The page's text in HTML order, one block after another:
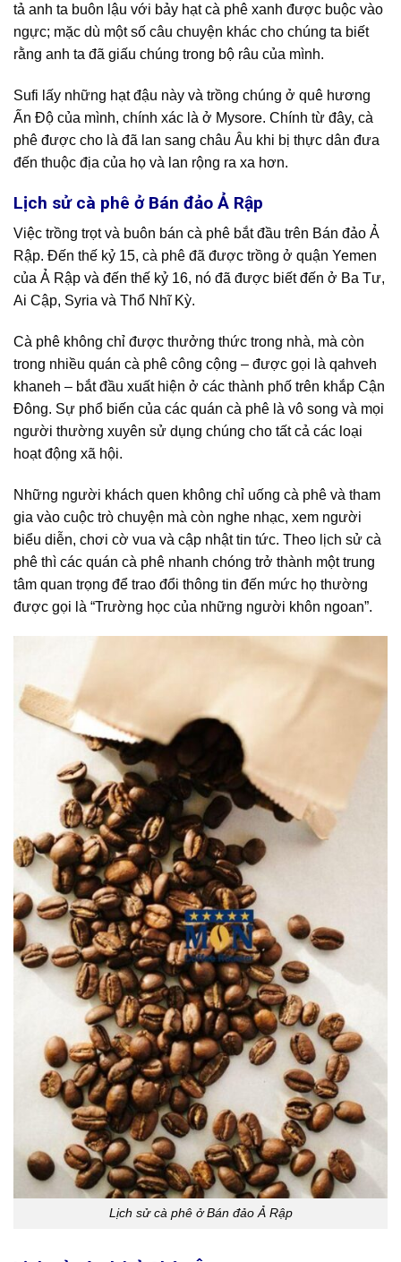
tả anh ta buôn lậu với bảy hạt cà phê xanh được buộc vào
ngực; mặc dù một số câu chuyện khác cho chúng ta biết
rằng anh ta đã giấu chúng trong bộ râu của mình.
Sufi lấy những hạt đậu này và trồng chúng ở quê hương
Ấn Độ của mình, chính xác là ở Mysore. Chính từ đây, cà
phê được cho là đã lan sang châu Âu khi bị thực dân đưa
đến thuộc địa của họ và lan rộng ra xa hơn.
Lịch sử cà phê ở Bán đảo Ả Rập
Việc trồng trọt và buôn bán cà phê bắt đầu trên Bán đảo Ả
Rập. Đến thế kỷ 15, cà phê đã được trồng ở quận Yemen
của Ả Rập và đến thế kỷ 16, nó đã được biết đến ở Ba Tư,
Ai Cập, Syria và Thổ Nhĩ Kỳ.
Cà phê không chỉ được thưởng thức trong nhà, mà còn
trong nhiều quán cà phê công cộng – được gọi là qahveh
khaneh – bắt đầu xuất hiện ở các thành phố trên khắp Cận
Đông. Sự phổ biến của các quán cà phê là vô song và mọi
người thường xuyên sử dụng chúng cho tất cả các loại
hoạt động xã hội.
Những người khách quen không chỉ uống cà phê và tham
gia vào cuộc trò chuyện mà còn nghe nhạc, xem người
biểu diễn, chơi cờ vua và cập nhật tin tức. Theo lịch sử cà
phê thì các quán cà phê nhanh chóng trở thành một trung
tâm quan trọng để trao đổi thông tin đến mức họ thường
được gọi là “Trường học của những người khôn ngoan”.
Lịch sử cà phê ở Bán đảo Ả Rập